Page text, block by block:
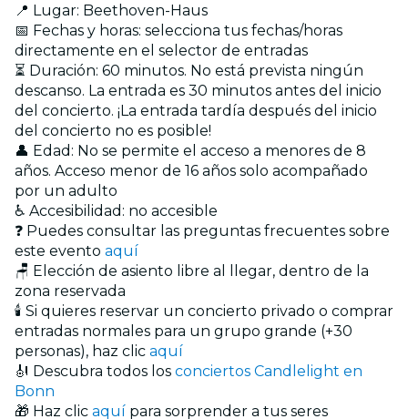
📍 Lugar: Beethoven-Haus
📅 Fechas y horas: selecciona tus fechas/horas
directamente en el selector de entradas
⏳ Duración: 60 minutos. No está prevista ningún
descanso. La entrada es 30 minutos antes del inicio
del concierto. ¡La entrada tardía después del inicio
del concierto no es posible!
👤 Edad: No se permite el acceso a menores de 8
años. Acceso menor de 16 años solo acompañado
por un adulto
♿ Accesibilidad: no accesible
❓ Puedes consultar las preguntas frecuentes sobre
este evento aquí
🪑 Elección de asiento libre al llegar, dentro de la
zona reservada
🕯️ Si quieres reservar un concierto privado o comprar
entradas normales para un grupo grande (+30
personas), haz clic aquí
🎻 Descubra todos los conciertos Candlelight en
Bonn
🎁 Haz clic aquí para sorprender a tus seres